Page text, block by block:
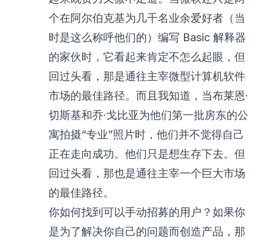
个在阿尔伯克基为几千名业余爱好者（当
时是这么称呼他们的）编写 Basic 解释器
的家伙时，它看起来肯定不怎么起眼，但
回过头看，那是通往主宰微型计算机软件
市场的最佳路径。而且我知道，当布莱恩·
切斯基和乔·戈比亚为他们第一批房东的公
寓拍摄“专业”照片时，他们并不觉得自己
正在走向成功。他们只是想生存下去。但
回过头看，那也是通往主宰一个巨大市场
的最佳路径。
你如何找到可以手动招募的用户？如果你
是为了解决你自己的问题而创造产品，那